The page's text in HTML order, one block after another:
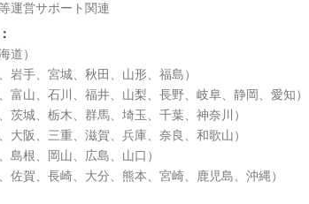
運営サポート関連
道）
岩手、宮城、秋田、山形、福島）
富山、石川、福井、山梨、長野、岐阜、静岡、愛知）
茨城、栃木、群馬、埼玉、千葉、神奈川）
大阪、三重、滋賀、兵庫、奈良、和歌山）
島根、岡山、広島、山口）
佐賀、長崎、大分、熊本、宮崎、鹿児島、沖縄）